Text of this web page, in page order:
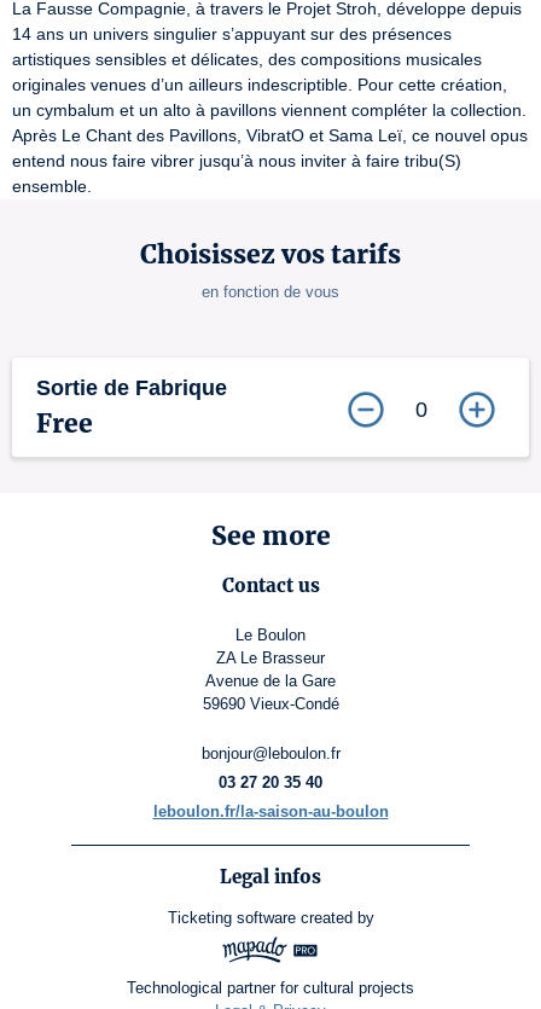
La Fausse Compagnie, à travers le Projet Stroh, développe depuis
14 ans un univers singulier s’appuyant sur des présences
artistiques sensibles et délicates, des compositions musicales
originales venues d’un ailleurs indescriptible. Pour cette création,
un cymbalum et un alto à pavillons viennent compléter la collection.
Après Le Chant des Pavillons, VibratO et Sama Leï, ce nouvel opus
entend nous faire vibrer jusqu’à nous inviter à faire tribu(S)
ensemble.
Choisissez vos tarifs
en fonction de vous
Sortie de Fabrique
Free 0
See more
Contact us
Le Boulon
ZA Le Brasseur
Avenue de la Gare
59690 Vieux-Condé
bonjour@leboulon.fr
03 27 20 35 40
leboulon.fr/la-saison-au-boulon
Legal infos
Ticketing software created by
Technological partner for cultural projects